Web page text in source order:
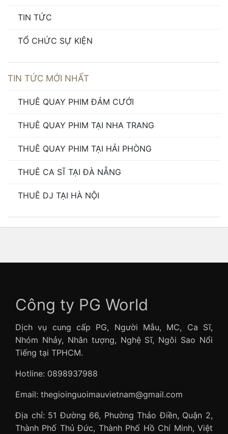
TIN TỨC
TỔ CHỨC SỰ KIỆN
TIN TỨC MỚI NHẤT
THUÊ QUAY PHIM ĐÁM CƯỚI
THUÊ QUAY PHIM TẠI NHA TRANG
THUÊ QUAY PHIM TẠI HẢI PHÒNG
THUÊ CA SĨ TẠI ĐÀ NẴNG
THUÊ DJ TẠI HÀ NỘI
Công ty PG World
Dịch vụ cung cấp PG, Người Mẫu, MC, Ca Sĩ,
Nhóm Nhảy, Nhân tượng, Nghệ Sĩ, Ngôi Sao Nổi
Tiếng tại TPHCM.
Hotline: 0898937988
Email: thegioinguoimauvietnam@gmail.com
Địa chỉ: 51 Đường 66, Phường Thảo Điền, Quận 2,
Thành Phố Thủ Đức, Thành Phố Hồ Chí Minh, Việt